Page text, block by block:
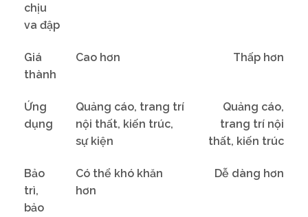
chịu
va đập
Giá
thành
Cao hơn Thấp hơn
Ứng
dụng
Quảng cáo, trang trí
nội thất, kiến trúc,
sự kiện
Quảng cáo,
trang trí nội
thất, kiến trúc
Bảo
trì,
bảo
Có thể khó khăn
hơn
Dễ dàng hơn